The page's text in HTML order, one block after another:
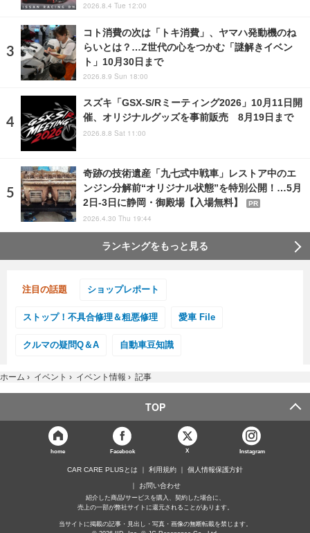
2026.8.4 Tue 12:00
コト消費の次は「トキ消費」、ヤマハ発動機のね
らいとは？…Z世代の心をつかむ「謎解きイベン
ト」10月30日まで
2026.8.9 Sun 18:00
スズキ「GSX-S/Rミーティング2026」10月11日開
催、オリジナルグッズを事前販売 8月19日まで
2026.8.8 Sat 11:00
奇跡の技術遺産「九七式中戦車」レストア中のエ
ンジン分解前“オリジナル状態”を特別公開！…5月
2日-3日に静岡・御殿場【入場無料】
PR
2026.4.30 Thu 19:44
ランキングをもっと見る
注目の話題 ショップレポート
ストップ！不具合修理＆粗悪修理 愛車 File
クルマの疑問Q＆A 自動車豆知識
ホーム › イベント › イベント情報 › 記事
TOP
home Facebook X Instagram
CAR CARE PLUSとは 利用規約 個人情報保護方針
お問い合わせ
紹介した商品/サービスを購入、契約した場合に、
売上の一部が弊社サイトに還元されることがあります。
当サイトに掲載の記事・見出し・写真・画像の無断転載を禁じます。